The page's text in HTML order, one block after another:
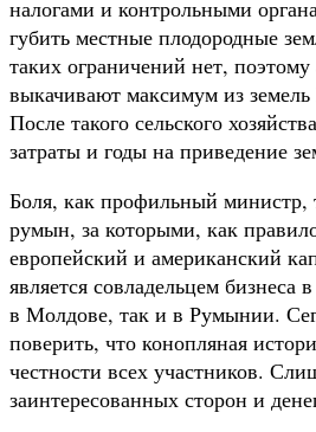
налогами и контрольными
губить местные плодородные
таких ограничений нет, поэтому
выкачивают максимум из
После такого сельского
затраты и годы на приведение
Боля, как профильный министр,
румын, за которыми, как
европейский и американский
является совладельцем бизнеса
в Молдове, так и в Румынии.
поверить, что конопляная
честности всех участников.
заинтересованных сторон и